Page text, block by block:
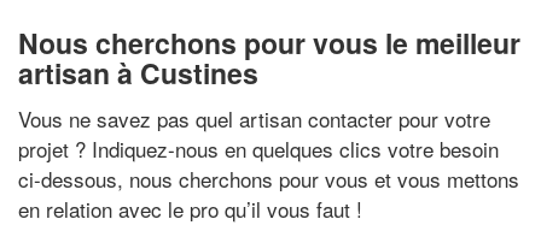
Nous cherchons pour vous le meilleur
artisan à Custines
Vous ne savez pas quel artisan contacter pour votre
projet ? Indiquez-nous en quelques clics votre besoin
ci-dessous, nous cherchons pour vous et vous mettons
en relation avec le pro qu’il vous faut !